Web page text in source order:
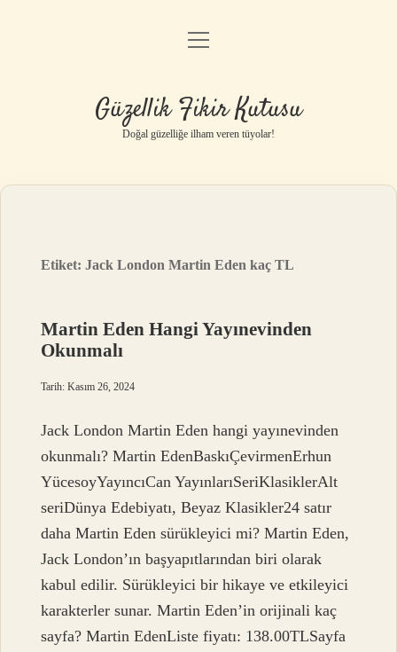
Anasayfa
Yasal Uyarı
menüyü
Güzellik Fikir Kutusu
Doğal güzelliğe ilham veren tüyolar!
Etiket:Jack London Martin Eden kaç TL
Martin Eden Hangi Yayınevinden
Okunmalı
Tarih: Kasım 26, 2024
Jack London Martin Eden hangi yayınevinden
okunmalı? Martin EdenBaskıÇevirmenErhun
YücesoyYayıncıCan YayınlarıSeriKlasiklerAlt
seriDünya Edebiyatı, Beyaz Klasikler24 satır
daha Martin Eden sürükleyici mi? Martin Eden,
Jack London’ın başyapıtlarından biri olarak
kabul edilir. Sürükleyici bir hikaye ve etkileyici
karakterler sunar. Martin Eden’in orijinali kaç
sayfa? Martin EdenListe fiyatı: 138.00TLSayfa